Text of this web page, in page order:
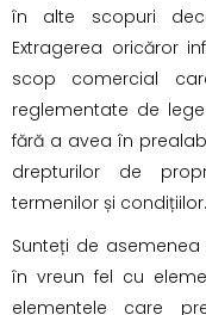
în alte scopuri
Extragerea oricăror
scop comercial
reglementate de
fără a avea în
drepturilor de
termenilor și condițiilor.
Sunteți de
în vreun fel cu
elementele care